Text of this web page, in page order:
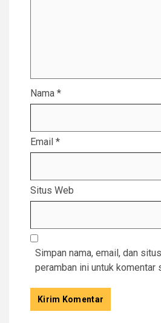
Nama *
Email *
Situs Web
Simpan nama, email, dan
peramban ini untuk komentar